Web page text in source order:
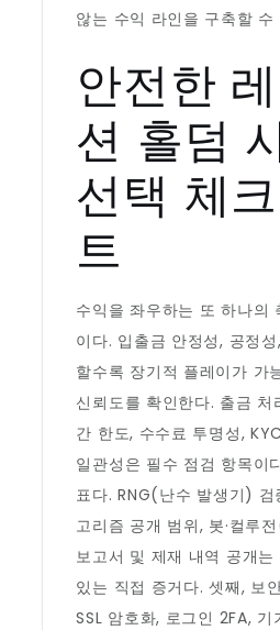
않는 수익 라인을 구축할 수
안전한
션 홀덤
선택 체
트
수익을 좌우하는 또 하나의
이다. 입출금 안정성, 공정
할수록 장기적 플레이가 가
신뢰도를 확인한다. 출금
간 한도, 수수료 투명성,
일관성은 필수 점검 항목이
표다. RNG(난수 발생기)
고리즘 공개 범위, 봇·컬루
보고서 및 제재 내역 공개
있는 직접 증거다. 셋째, 보
SSL 암호화, 로그인 2FA,